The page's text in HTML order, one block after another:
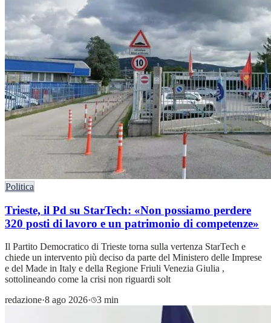
Politica
Trieste, il Pd su StarTech: «Non possiamo perdere
320 posti di lavoro e un patrimonio di competenze»
Il Partito Democratico di Trieste torna sulla vertenza StarTech e
chiede un intervento più deciso da parte del Ministero delle Imprese
e del Made in Italy e della Regione Friuli Venezia Giulia ,
sottolineando come la crisi non riguardi solt
redazione·8 ago 2026· 3 min